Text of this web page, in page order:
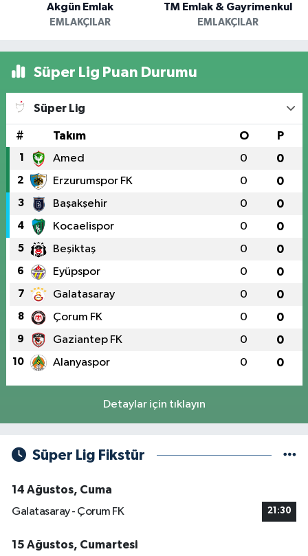
Akgün Emlak
EMLAKÇILAR
TM Emlak & Gayrimenkul
EMLAKÇILAR
Süper Lig Puan Durumu
Süper Lig
# Takım O P
1 Amed 0 0
2 Erzurumspor FK 0 0
3 Başakşehir 0 0
4 Kocaelispor 0 0
5 Beşiktaş 0 0
6 Eyüpspor 0 0
7 Galatasaray 0 0
8 Çorum FK 0 0
9 Gaziantep FK 0 0
10 Alanyaspor 0 0
Detaylar için tıklayın
Süper Lig Fikstür
14 Ağustos, Cuma
Galatasaray - Çorum FK
21:30
15 Ağustos, Cumartesi